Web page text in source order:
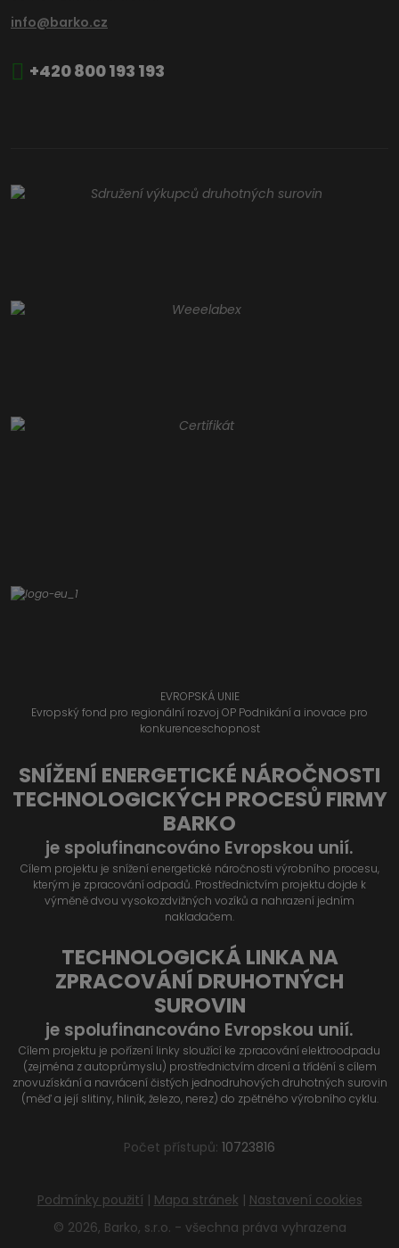
info@barko.cz
+420 800 193 193
EVROPSKÁ UNIE
Evropský fond pro regionální rozvoj OP Podnikání a inovace pro
konkurenceschopnost
SNÍŽENÍ ENERGETICKÉ NÁROČNOSTI
TECHNOLOGICKÝCH PROCESŮ FIRMY
BARKO
je spolufinancováno Evropskou unií.
Cílem projektu je snížení energetické náročnosti výrobního procesu,
kterým je zpracování odpadů. Prostřednictvím projektu dojde k
výměně dvou vysokozdvižných vozíků a nahrazení jedním
nakladačem.
TECHNOLOGICKÁ LINKA NA
ZPRACOVÁNÍ DRUHOTNÝCH
SUROVIN
je spolufinancováno Evropskou unií.
Cílem projektu je pořízení linky sloužící ke zpracování elektroodpadu
(zejména z autoprůmyslu) prostřednictvím drcení a třídění s cílem
znovuzískání a navrácení čistých jednodruhových druhotných surovin
(měď a její slitiny, hliník, železo, nerez) do zpětného výrobního cyklu.
Počet přístupů: 10723816
© 2026, Barko, s.r.o. - všechna práva vyhrazena
Podmínky použití | Mapa stránek | Nastavení cookies